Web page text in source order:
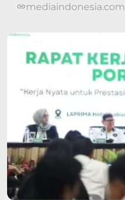
mediaindonesia.com